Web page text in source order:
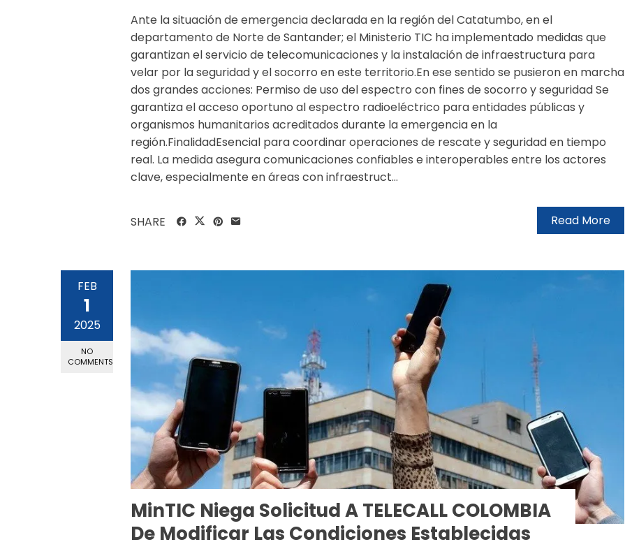
Ante la situación de emergencia declarada en la región del Catatumbo, en el
departamento de Norte de Santander; el Ministerio TIC ha implementado medidas que
garantizan el servicio de telecomunicaciones y la instalación de infraestructura para
velar por la seguridad y el socorro en este territorio.En ese sentido se pusieron en marcha
dos grandes acciones: Permiso de uso del espectro con fines de socorro y seguridad Se
garantiza el acceso oportuno al espectro radioeléctrico para entidades públicas y
organismos humanitarios acreditados durante la emergencia en la
región.FinalidadEsencial para coordinar operaciones de rescate y seguridad en tiempo
real. La medida asegura comunicaciones confiables e interoperables entre los actores
clave, especialmente en áreas con infraestruct...
Read More
SHARE
FEB
1
2025
NO
COMMENTS
MinTIC Niega Solicitud A TELECALL COLOMBIA
De Modificar Las Condiciones Establecidas